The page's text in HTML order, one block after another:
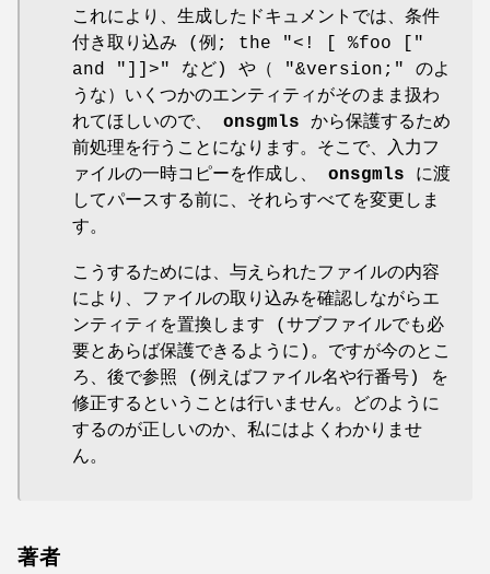
これにより、生成したドキュメントでは、条件
付き取り込み (例; the
"<! [ %foo ["
and
"]]>" など) や（ "&version;"
のよ
うな）いくつかのエンティティがそのまま扱わ
れてほしいので、 onsgmls から保護するため
前処理を行うことになります。そこで、入力フ
ァイルの一時コピーを作成し、 onsgmls に渡
してパースする前に、それらすべてを変更しま
す。
こうするためには、与えられたファイルの内容
により、ファイルの取り込みを確認しながらエ
ンティティを置換します (サブファイルでも必
要とあらば保護できるように)。ですが今のとこ
ろ、後で参照 (例えばファイル名や行番号) を
修正するということは行いません。どのように
するのが正しいのか、私にはよくわかりませ
ん。
著者